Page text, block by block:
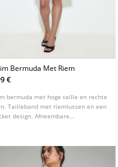
Bermuda Met Riem
€
bermuda met hoge taille en rechte
Tailleband met riemlussen en een
design. Afneembare